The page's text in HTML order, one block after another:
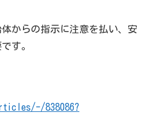
からの指示に注意を払い、安
す。
838086?